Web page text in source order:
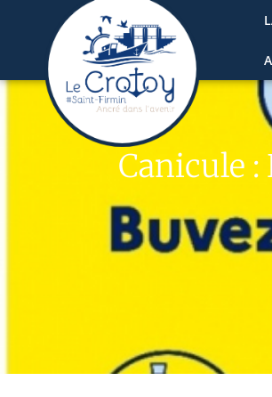
Canicule :